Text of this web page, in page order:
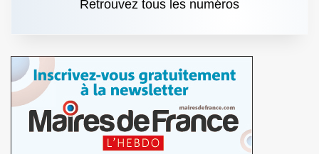
Retrouvez tous les numéros